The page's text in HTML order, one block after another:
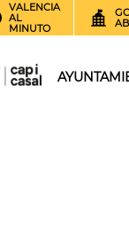
VALENCIA
AL
MINUTO